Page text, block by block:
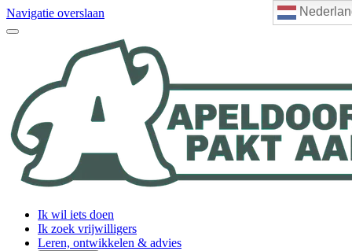
Navigatie overslaan
Ik wil iets doen
Ik zoek vrijwilligers
Leren, ontwikkelen & advies